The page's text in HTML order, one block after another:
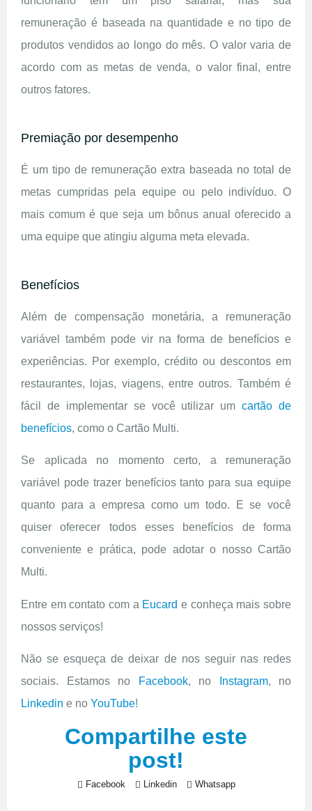
remuneração é baseada na quantidade e no tipo de
produtos vendidos ao longo do mês. O valor varia de
acordo com as metas de venda, o valor final, entre
outros fatores.
Premiação por desempenho
É um tipo de remuneração extra baseada no total de
metas cumpridas pela equipe ou pelo indivíduo. O
mais comum é que seja um bônus anual oferecido a
uma equipe que atingiu alguma meta elevada.
Benefícios
Além de compensação monetária, a remuneração
variável também pode vir na forma de benefícios e
experiências. Por exemplo, crédito ou descontos em
restaurantes, lojas, viagens, entre outros. Também é
fácil de implementar se você utilizar umcartão de
benefícios, como o Cartão Multi.
Se aplicada no momento certo, a remuneração
variável pode trazer benefícios tanto para sua equipe
quanto para a empresa como um todo. E se você
quiser oferecer todos esses benefícios de forma
conveniente e prática, pode adotar o nosso Cartão
Multi.
Entre em contato com a Eucard e conheça mais sobre
nossos serviços!
Não se esqueça de deixar de nos seguir nas redes
sociais. Estamos no
Facebook, no Instagram, no
Linkedin e no YouTube!
Compartilhe este
post!
Facebook Linkedin Whatsapp